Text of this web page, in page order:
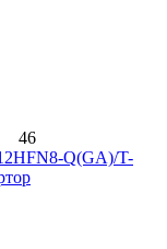
46
Q(GA)/T-